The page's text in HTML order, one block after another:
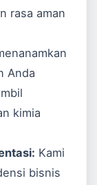
rasa aman
Anda
kimia
Kami
bisnis